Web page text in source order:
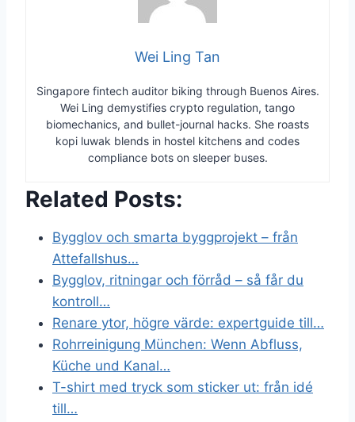
Wei Ling Tan
Singapore fintech auditor biking through Buenos Aires.
Wei Ling demystifies crypto regulation, tango
biomechanics, and bullet-journal hacks. She roasts
kopi luwak blends in hostel kitchens and codes
compliance bots on sleeper buses.
Related Posts:
Bygglov och smarta byggprojekt – från
Attefallshus…
Bygglov, ritningar och förråd – så får du
kontroll…
Renare ytor, högre värde: expertguide till…
Rohrreinigung München: Wenn Abfluss,
Küche und Kanal…
T-shirt med tryck som sticker ut: från idé
till…